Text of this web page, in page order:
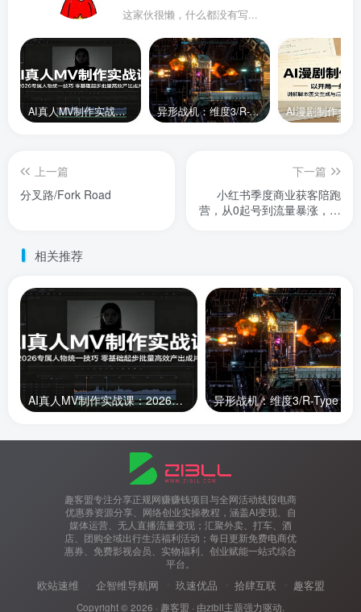
这家伙很懒，什么都没有写...
AI真人MV制作实战课：2026专属人物统一技巧，零基础起步批量高效产出成片 异形战机：维度3/R-Type Dimensions III
上一篇
分叉路/Fork Road
下一篇
小红书季度商业获客陪跑
营，从0起号到流量暴涨，帮
相关推荐
AI真人MV制作实战课：2026专属人物统一技巧，零基础起步批量高效产出成片
趣客盟专注分享正规网赚赚钱项目与全网活动线报电商
优惠券资源分享、网络创业实操教程，涵盖AI变现、自
媒体运营、无人直播流量变现；汇聚外卖、打车、酒
店、团购全域出行生活福利活动；每日更新免费电商优
惠券、免费影视会员、实物福利、创业赋能一站式综合
平台。
欧站速维 企智维导航网 玖速优品 拾肆互联 趣客盟
Copyright © 2026 · 趣客盟 · 由zibll主题强力驱动.